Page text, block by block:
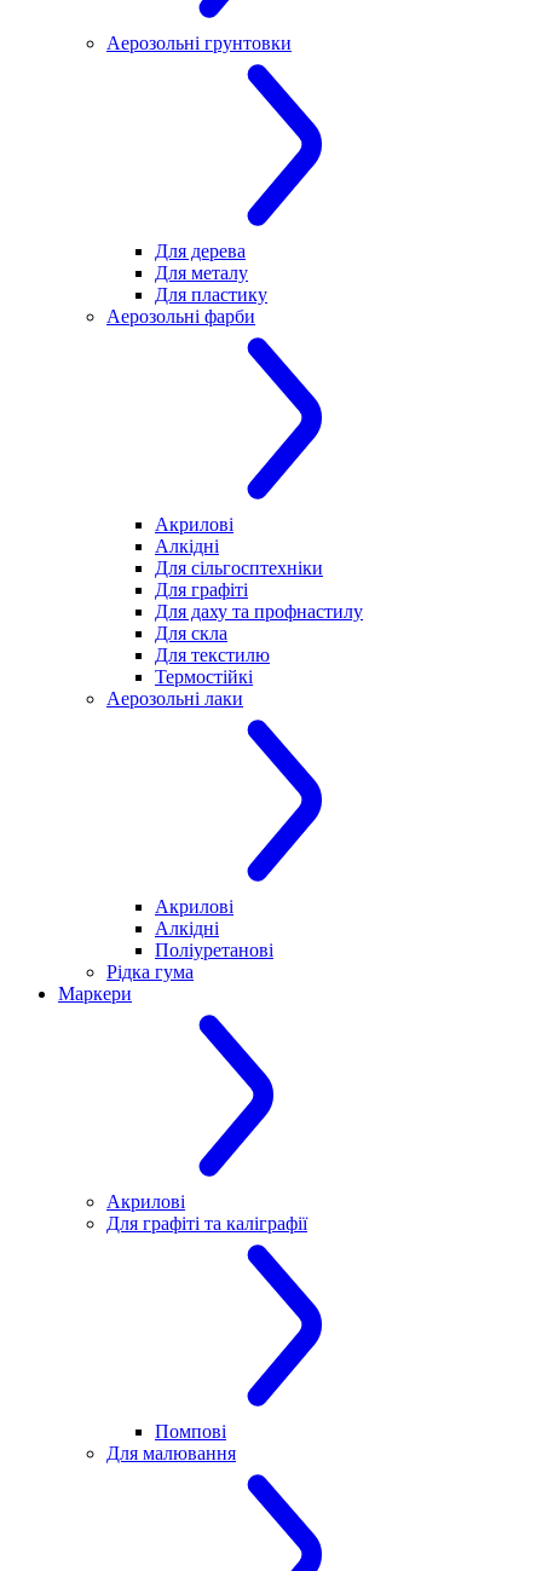
Аерозольні грунтовки
Для дерева
Для металу
Для пластику
Аерозольні фарби
Акрилові
Алкідні
Для cільгосптехніки
Для графіті
Для даху та профнастилу
Для скла
Для текстилю
Термостійкі
Аерозольні лаки
Акрилові
Алкідні
Поліуретанові
Рідка гума
Маркери
Акрилові
Для графіті та каліграфії
Помпові
Для малювання